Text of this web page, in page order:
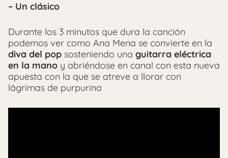
– Un clásico
Durante los 3 minutos que dura la canción
podemos ver como Ana Mena se convierte en la
diva del pop sosteniendo una guitarra eléctrica
en la mano y abriéndose en canal con esta nueva
apuesta con la que se atreve a llorar con
lágrimas de purpurina